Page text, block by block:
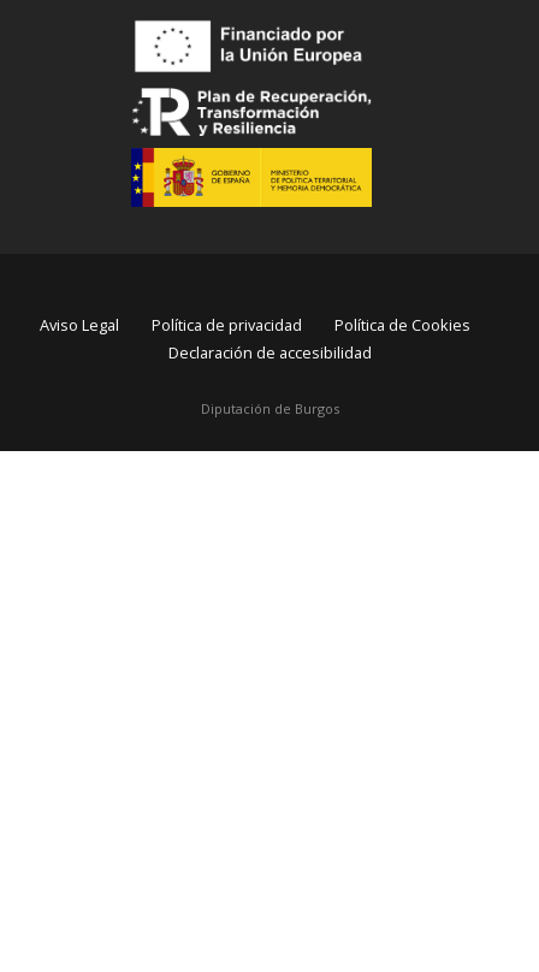
Diputación de Burgos
Aviso Legal Política de privacidad
Política de Cookies
Declaración de accesibilidad